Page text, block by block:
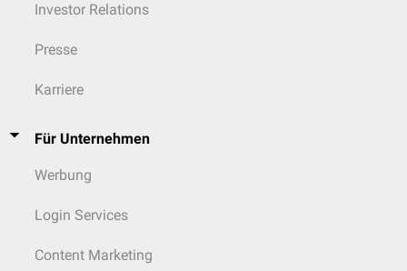
Investor Relations
Presse
Karriere
Für Unternehmen
Werbung
Login Services
Content Marketing